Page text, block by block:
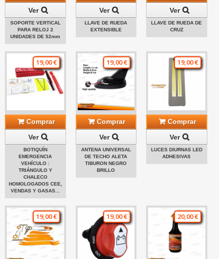
Ver
SOPORTE VERTICAL
PARA RELOJ 2
UNIDADES DE 52mm
Ver
LLAVE DE RUEDA
EXTENSIBLE
Ver
LLAVE DE RUEDA DE
CRUZ
19,00 €
Comprar
Ver
BOTIQUÍN
EMERGENCIA
VEHÍCULO :
TRIÁNGULO Y
CHALECO
HOMOLOGADOS CEE,
VENDAS Y GASAS...
19,00 €
Comprar
Ver
ANTENA UNIVERSAL
DE TECHO ALETA
TIBURON NEGRO
BRILLO
19,00 €
Comprar
Ver
LUCES DIURNAS LED
ADHESIVAS
19,00 € 19,00 € 20,00 €